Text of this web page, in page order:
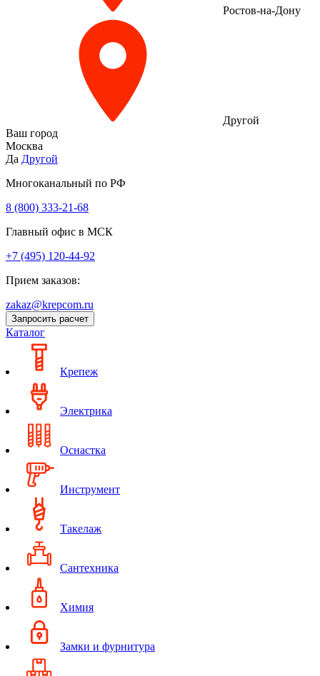
Ростов-на-Дону
Другой
Ваш город
Москва
Да Другой
Многоканальный по РФ
8 (800) 333‑21-68
Главный офис в МСК
+7 (495) 120-44-92
Прием заказов:
zakaz@krepcom.ru
Запросить расчет
Каталог
Крепеж
Электрика
Оснастка
Инструмент
Такелаж
Сантехника
Химия
Замки и фурнитура